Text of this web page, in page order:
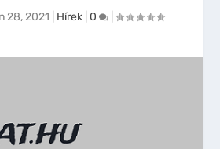
28, 2021 Hírek 0